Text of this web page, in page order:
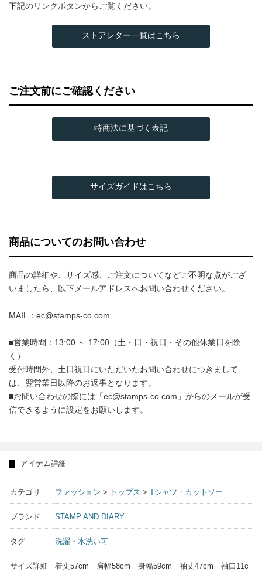
下記のリンクボタンからご覧ください。
ストアレター一覧はこちら
ご注文前にご確認ください
特商法に基づく表記
サイズガイドはこちら
商品についてのお問い合わせ
商品の詳細や、サイズ感、ご注文についてなどご不明な点がござ
いましたら、以下メールアドレスへお問い合わせください。
MAIL：ec@stamps-co.com
■営業時間：13:00 ～ 17:00（土・日・祝日・その他休業日を除
く）
受付時間外、土日祝日にいただいたお問い合わせにつきまして
は、翌営業日以降のお返事となります。
■お問い合わせの際には「ec@stamps-co.com」からのメールが受
信できるように設定をお願いします。
アイテム詳細
カテゴリ ファッション > トップス > Tシャツ・カットソー
ブランド STAMP AND DIARY
タグ 洗濯・水洗い可
サイズ詳細
着丈57cm 肩幅58cm 身幅59cm 袖丈47cm 袖口11c